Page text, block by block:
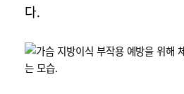
다.